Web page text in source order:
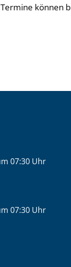
können
Öffnungs-
07:30 Uhr
Öffnungs-
07:30 Uhr